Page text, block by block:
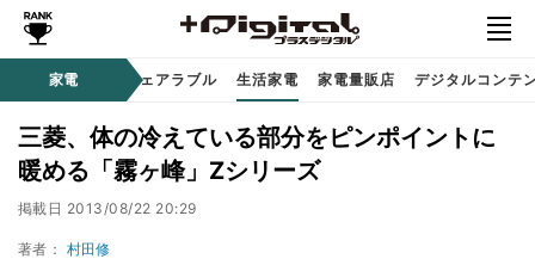
家電
ディオ 時計 / ウェアラブル 生活家電 家電量販店 デジタルコンテ
三菱、体の冷えている部分をピンポイントに
暖める「霧ヶ峰」Zシリーズ
掲載日 2013/08/22 20:29
著者： 村田修